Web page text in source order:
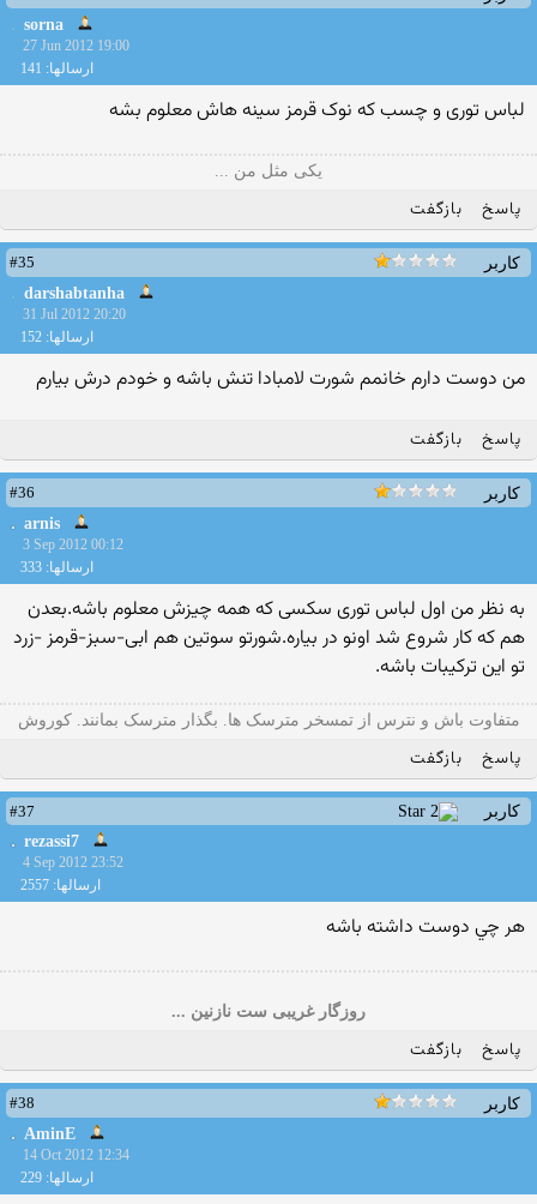
sorna
27 Jun 2012 19:00
ارسالها: 141
لباس توری و چسب که نوک قرمز سینه هاش معلوم بشه
یکی مثل من ...
پاسخ بازگفت
کاربر
#35
darshabtanha
31 Jul 2012 20:20
ارسالها: 152
من دوست دارم خانمم شورت لامبادا تنش باشه و خودم درش بیارم
پاسخ بازگفت
کاربر
#36
arnis
3 Sep 2012 00:12
ارسالها: 333
به نظر من اول لباس توری سکسی که همه چیزش معلوم باشه.بعدن
هم که کار شروع شد اونو در بیاره.شورتو سوتین هم ابی-سبز-قرمز -زرد
تو این ترکیبات باشه.
متفاوت باش و نترس از تمسخر مترسک ها. بگذار مترسک بمانند. کوروش
پاسخ بازگفت
کاربر
#37
rezassi7
4 Sep 2012 23:52
ارسالها: 2557
هر چي دوست داشته باشه
روزگار غریبی ست نازنین ...
پاسخ بازگفت
کاربر
#38
AminE
14 Oct 2012 12:34
ارسالها: 229